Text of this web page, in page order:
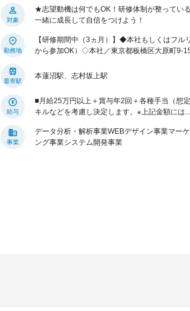
対象
★志望動機は何でもOK！研修体制が整ってい
一緒に成長して自信をつけよう！
勤務地
【研修期間中（3ヵ月）】◆本社もしくはフル
から参加OK）◇本社／東京都板橋区大原町9-
最寄駅
本蓮沼駅、志村坂上駅
給与
■月給25万円以上＋賞与年2回＋各種手当（想
キルなどを考慮し決定します。※上記金額には...
事業
データ分析・解析事業WEBデザイン事業マー
ング事業システム開発事業